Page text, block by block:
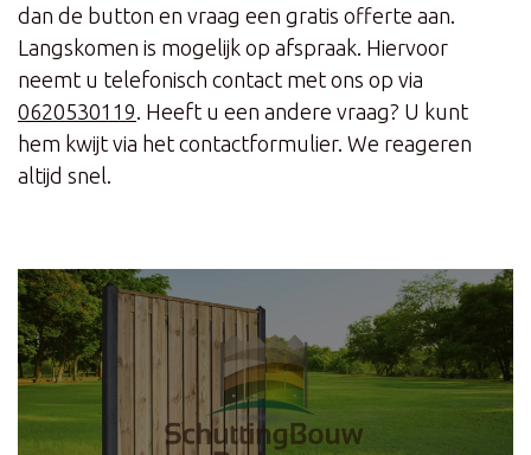
dan de button en vraag een gratis offerte aan.
Langskomen is mogelijk op afspraak. Hiervoor
neemt u telefonisch contact met ons op via
0620530119. Heeft u een andere vraag? U kunt
hem kwijt via het contactformulier. We reageren
altijd snel.